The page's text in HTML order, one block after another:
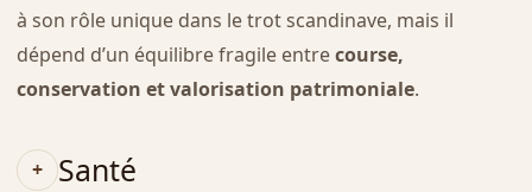
à son rôle unique dans le trot scandinave, mais il
dépend d’un équilibre fragile entrecourse,
conservation et valorisation patrimoniale.
Santé